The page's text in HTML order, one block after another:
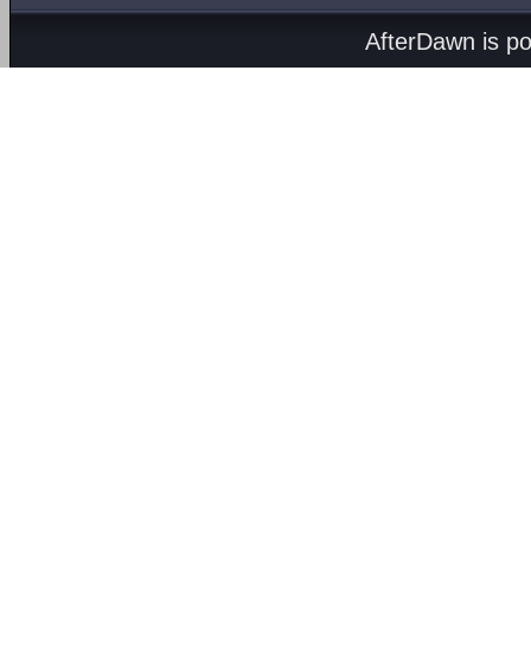
AfterDawn is